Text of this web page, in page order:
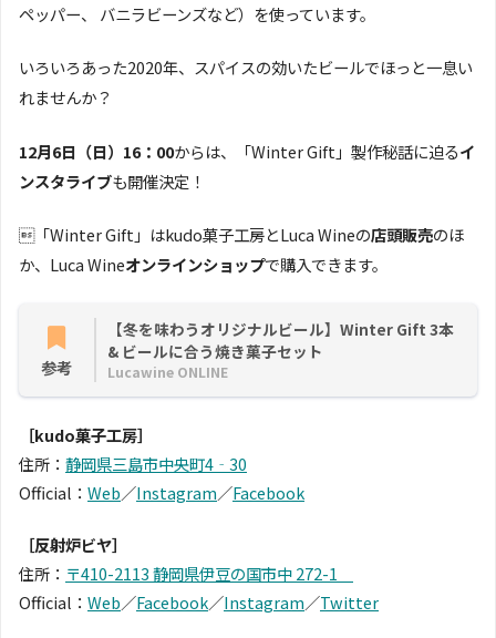
ペッパー、 バニラビーンズなど）を使っています。
いろいろあった2020年、スパイスの効いたビールでほっと一息い
れませんか？
12月6日（日）16：00からは、「Winter Gift」製作秘話に迫るイ
ンスタライブも開催決定！
「Winter Gift」はkudo菓子工房とLuca Wineの店頭販売のほ
か、Luca Wineオンラインショップで購入できます。
参考
【冬を味わうオリジナルビール】Winter Gift 3本
& ビールに合う焼き菓子セット
Lucawine ONLINE
［kudo菓子工房］
住所： 静岡県三島市中央町4‐30
Official： Web／Instagram／Facebook
［反射炉ビヤ］
住所： 〒410-2113 静岡県伊豆の国市中 272-1
Official： Web／Facebook／Instagram／Twitter